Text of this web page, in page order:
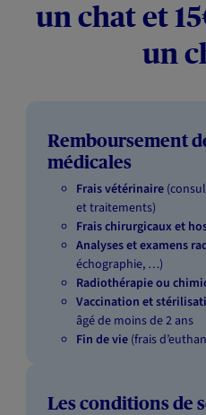
un chat et
un
Remboursement
médicales
Frais vétérinaire
et traitements)
Frais chirurgicaux et
Analyses et examens
échographie, …)
Radiothérapie ou
Vaccination et
âgé de moins de 2 ans
Fin de vie(frais
Les conditions de